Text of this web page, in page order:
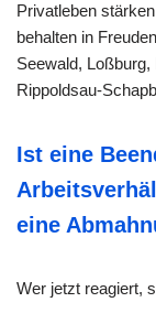
Privatleben
behalten in
Seewald,
Rippoldsau-
Ist eine
eine
Wer jetzt reagiert,